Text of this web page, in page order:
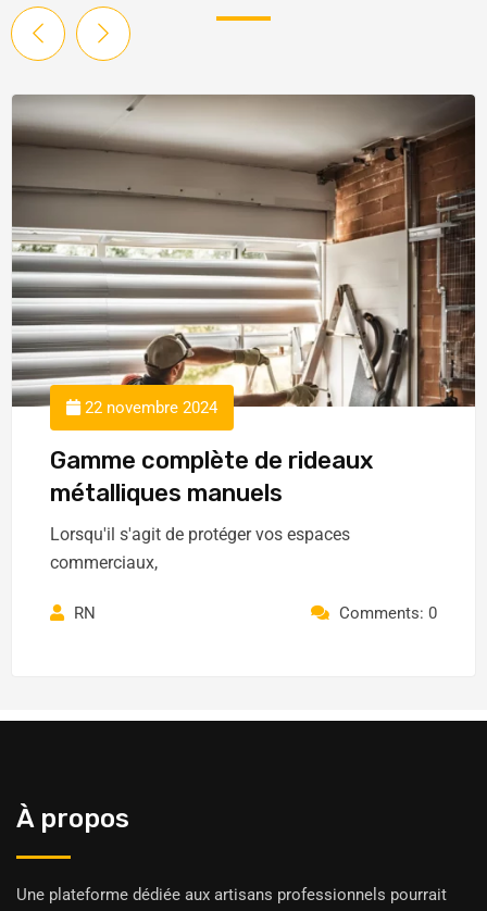
22 novembre 2024
Gamme complète de rideaux
métalliques manuels
Lorsqu'il s'agit de protéger vos espaces
commerciaux,
RN Comments: 0
À propos
Une plateforme dédiée aux artisans professionnels pourrait